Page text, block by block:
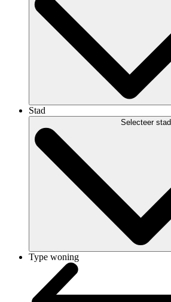
Stad
Selecteer stad
Type woning